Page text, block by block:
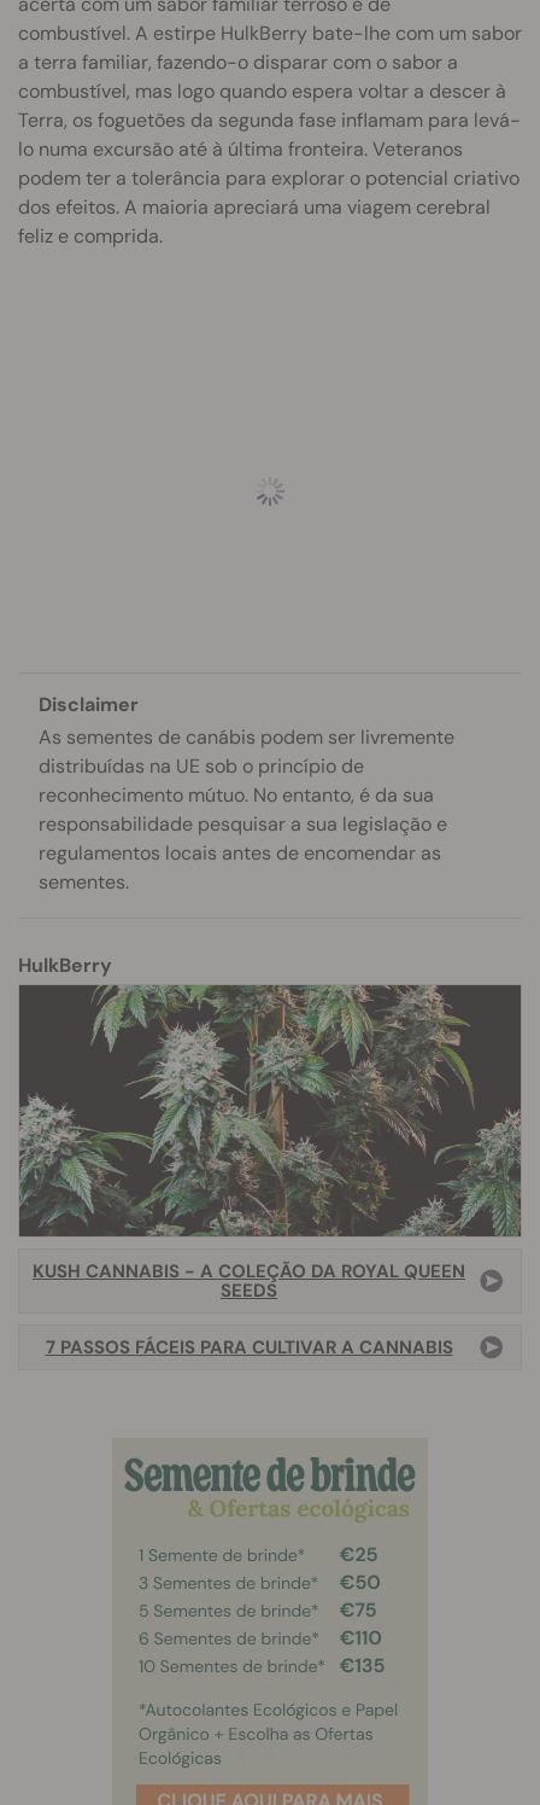
combustível. A estirpe HulkBerry bate-lhe com um sabor
a terra familiar, fazendo-o disparar com o sabor a
combustível, mas logo quando espera voltar a descer à
Terra, os foguetões da segunda fase inflamam para levá-
lo numa excursão até à última fronteira. Veteranos
podem ter a tolerância para explorar o potencial criativo
dos efeitos. A maioria apreciará uma viagem cerebral
feliz e comprida.
Disclaimer
As sementes de canábis podem ser livremente
distribuídas na UE sob o princípio de
reconhecimento mútuo. No entanto, é da sua
responsabilidade pesquisar a sua legislação e
regulamentos locais antes de encomendar as
sementes.
HulkBerry
KUSH CANNABIS - A COLEÇÃO DA ROYAL QUEEN
SEEDS
7 PASSOS FÁCEIS PARA CULTIVAR A CANNABIS